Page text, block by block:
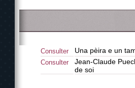
Consulter Una pèira e un
Consulter
Jean-Claude
de soi